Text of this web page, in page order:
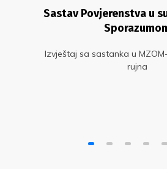
Sastav Povjerenstva u
Izvještaj sa sastanka u
rujna